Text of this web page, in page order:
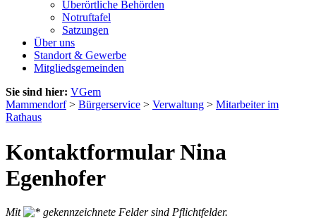
Überörtliche Behörden
Notruftafel
Satzungen
Über uns
Standort & Gewerbe
Mitgliedsgemeinden
Sie sind hier: VGem
Mammendorf> Bürgerservice > Verwaltung > Mitarbeiter im
Rathaus
Kontaktformular Nina
Egenhofer
Mit
gekennzeichnete Felder sind Pflichtfelder.